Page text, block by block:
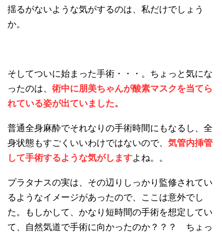
揺るがないような気がするのは、私だけでしょう
か。
そしてついに始まった手術・・・。ちょっと気にな
ったのは、 術中に朋美ちゃんが酸素マスクを当てら
れている姿が出ていました。
普通全身麻酔でそれなりの手術時間にもなるし、全
身状態もすごくいいわけではないので、 気管内挿管
して手術するような気がしますよね。。
プラタナスの実は、その辺りしっかり監修されてい
るようなイメージがあったので、ここは意外でし
た。もしかして、かなり短時間の手術を想定してい
て、自然気道で手術に向かったのか？？？ ちょっ